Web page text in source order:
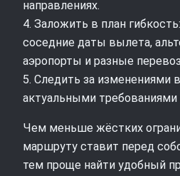
направлениях.
4. Заложить в план
соседние даты вылета,
аэропорты и разные
5. Следить за изменениями
актуальными требованиями
Чем меньше жёстких
маршруту ставит перед
тем проще найти удобный